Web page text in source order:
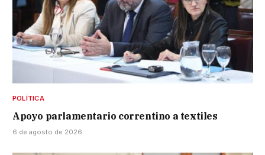
POLÍTICA
Apoyo parlamentario correntino a textiles
6 de agosto de 2026